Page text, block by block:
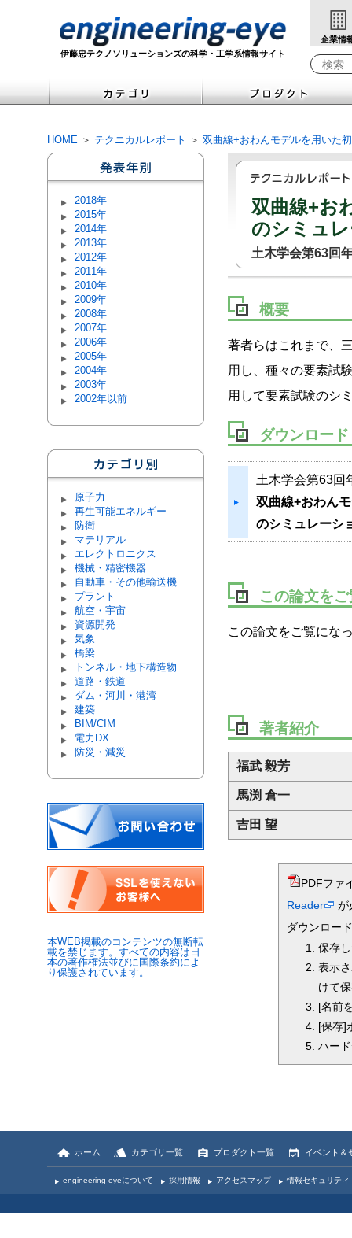
伊藤忠テクノソリューションズの科学・工学系情報サイト
企業情
検索キ
HOME ＞ テクニカルレポート ＞ 双曲線+おわんモデルを用いた
2018年
2015年
2014年
2013年
2012年
2011年
2010年
2009年
2008年
2007年
2006年
2005年
2004年
2003年
2002年以前
原子力
再生可能エネルギー
防衛
マテリアル
エレクトロニクス
機械・精密機器
自動車・その他輸送機
プラント
航空・宇宙
資源開発
気象
橋梁
トンネル・地下構造物
道路・鉄道
ダム・河川・港湾
建築
BIM/CIM
電力DX
防災・減災
本WEB掲載のコンテンツの無断転
載を禁じます。すべての内容は日
本の著作権法並びに国際条約によ
り保護されています。
双曲線+お
のシミュ
土木学会第63回
概要
著者らはこれまで、
用し、種々の要素試
用して要素試験のシ
ダウンロード
土木学会第63回
双曲線+おわん
のシミュレーシ
この論文を
この論文をご覧にな
著者紹介
福武 毅芳
馬渕 倉一
吉田 望
PDFファ
Reader
が
ダウンロー
保存
表示
けて
[名前
[保存]
ハー
ホーム カテゴリ一覧 プロダクト一覧 イベント＆
engineering-eyeについて 採用情報 アクセスマップ 情報セキュリテ